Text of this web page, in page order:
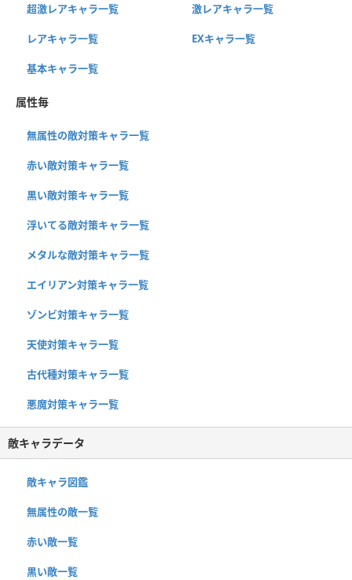
超激レアキャラ一覧 激レアキャラ一覧
レアキャラ一覧 EXキャラ一覧
基本キャラ一覧
属性毎
無属性の敵対策キャラ一覧
赤い敵対策キャラ一覧
黒い敵対策キャラ一覧
浮いてる敵対策キャラ一覧
メタルな敵対策キャラ一覧
エイリアン対策キャラ一覧
ゾンビ対策キャラ一覧
天使対策キャラ一覧
古代種対策キャラ一覧
悪魔対策キャラ一覧
敵キャラデータ
敵キャラ図鑑
無属性の敵一覧
赤い敵一覧
黒い敵一覧